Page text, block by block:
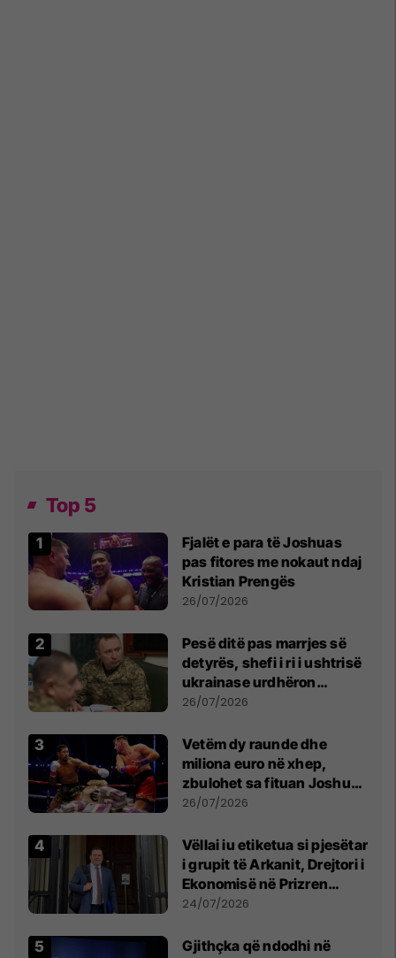
Top 5
Fjalët e para të Joshuas
pas fitores me nokaut ndaj
Kristian Prengës
26/07/2026
Pesë ditë pas marrjes së
detyrës, shefi i ri i ushtrisë
ukrainase urdhëron
kontroll të madh
26/07/2026
Vetëm dy raunde dhe
miliona euro në xhep,
zbulohet sa fituan Joshua
e Prenga
26/07/2026
Vëllai iu etiketua si pjesëtar
i grupit të Arkanit, Drejtori i
Ekonomisë në Prizren
mohon pretendimet
24/07/2026
Gjithçka që ndodhi në